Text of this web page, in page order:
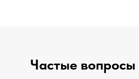
Частые вопросы